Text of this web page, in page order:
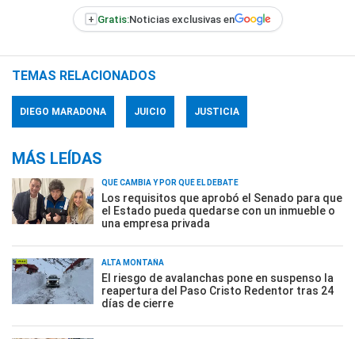
+ Gratis:Noticias exclusivas en
TEMAS RELACIONADOS
DIEGO MARADONA JUICIO JUSTICIA
MÁS LEÍDAS
QUÉ CAMBIA Y POR QUÉ EL DEBATE
Los requisitos que aprobó el Senado para que
el Estado pueda quedarse con un inmueble o
una empresa privada
ALTA MONTAÑA
El riesgo de avalanchas pone en suspenso la
reapertura del Paso Cristo Redentor tras 24
días de cierre